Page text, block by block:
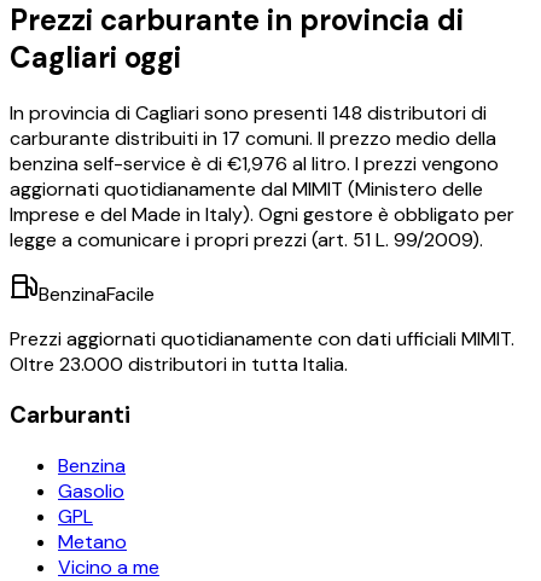
Prezzi carburante in provincia di
Cagliari oggi
In provincia diCagliarisono presenti148 distributori di
carburante distribuiti in17 comuni. Il prezzo medio della
benzina self-service è di €1,976 al litro. I prezzi vengono
aggiornati quotidianamente dal MIMIT (Ministero delle
Imprese e del Made in Italy). Ogni gestore è obbligato per
legge a comunicare i propri prezzi (art. 51 L. 99/2009).
BenzinaFacile
Prezzi aggiornati quotidianamente con dati ufficiali MIMIT.
Oltre 23.000 distributori in tutta Italia.
Carburanti
Benzina
Gasolio
GPL
Metano
Vicino a me